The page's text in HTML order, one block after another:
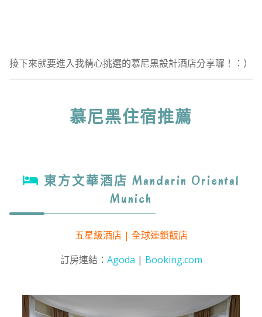
接下來就要進入我精心挑選的慕尼黑設計酒店分享囉！：）
慕尼黑住宿推薦
東方文華酒店 Mandarin Oriental
Munich
五星級酒店 | 全球連鎖飯店
訂房連結： Agoda | Booking.com